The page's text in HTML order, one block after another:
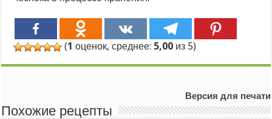
(1 оценок, среднее: 5,00 из 5)
Версия для печати
Похожие рецепты